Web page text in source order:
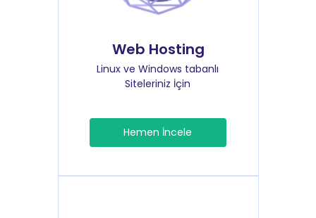
Web Hosting
Linux ve Windows tabanlı
Siteleriniz İçin
Hemen İncele